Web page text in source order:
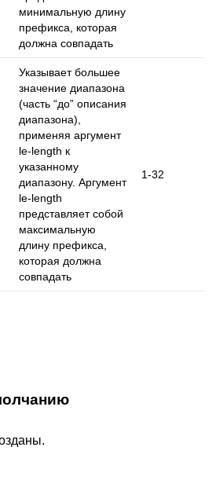
минимальную длину
префикса, которая
должна совпадать
Указывает большее
значение диапазона
(часть “до” описания
диапазона),
применяя аргумент
le-length к
указанному
диапазону. Аргумент
le-length
представляет собой
максимальную
длину префикса,
которая должна
совпадать
1-32